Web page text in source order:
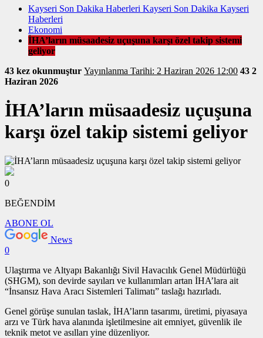
Kayseri Son Dakika Haberleri Kayseri Son Dakika Kayseri
Haberleri
Ekonomi
İHA’ların müsaadesiz uçuşuna karşı özel takip sistemi
geliyor
43 kez okunmuştur
Yayınlanma Tarihi: 2 Haziran 2026 12:00 43 2
Haziran 2026
İHA’ların müsaadesiz uçuşuna
karşı özel takip sistemi geliyor
0
BEĞENDİM
ABONE OL
News
0
Ulaştırma ve Altyapı Bakanlığı Sivil Havacılık Genel Müdürlüğü
(SHGM), son devirde sayıları ve kullanımları artan İHA’lara ait
“İnsansız Hava Aracı Sistemleri Talimatı” taslağı hazırladı.
Genel görüşe sunulan taslak, İHA’ların tasarımı, üretimi, piyasaya
arzı ve Türk hava alanında işletilmesine ait emniyet, güvenlik ile
teknik metot ve asılları yine düzenliyor.